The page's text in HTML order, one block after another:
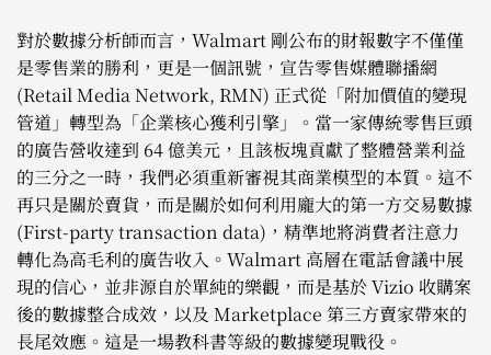
對於數據分析師而言，Walmart 剛公布的財報數字不僅僅
是零售業的勝利，更是一個訊號，宣告零售媒體聯播網
(Retail Media Network, RMN) 正式從「附加價值的變現
管道」轉型為「企業核心獲利引擎」。當一家傳統零售巨頭
的廣告營收達到 64 億美元，且該板塊貢獻了整體營業利益
的三分之一時，我們必須重新審視其商業模型的本質。這不
再只是關於賣貨，而是關於如何利用龐大的第一方交易數據
(First-party transaction data)，精準地將消費者注意力
轉化為高毛利的廣告收入。Walmart 高層在電話會議中展
現的信心，並非源自於單純的樂觀，而是基於 Vizio 收購案
後的數據整合成效，以及 Marketplace 第三方賣家帶來的
長尾效應。這是一場教科書等級的數據變現戰役。